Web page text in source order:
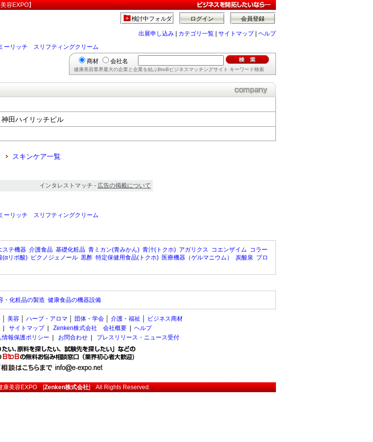
容EXPO】
会員登録
ログイン
検討中フォルダ
出展申し込み カテゴリ一覧 サイトマップ| ヘルプ
ーリッチ スリフティングクリーム
商材 会社名
健康美容業界最大の企業と企業を結ぶBtoBビジネスマッチングサイト キーワード検索
田ハイリッチビル
スキンケア一覧
インタレストマッチ - 広告の掲載について
ーリッチ スリフティングクリーム
ステ機器 介護食品 基礎化粧品 青ミカン(青みかん) 青汁(トクホ) アガリクス コエンザイム コラー
(αリポ酸) ピクノジェノール 黒酢 特定保健用食品(トクホ) 医療機器（ゲルマニウム） 炭酸泉 プロ
・化粧品の製造 健康食品の機器設備
美容 ハーブ・アロマ 団体・学会 介護・福祉
ビジネス商材
サイトマップ| Zenken株式会社 会社概要
ヘルプ
情報保護ポリシー お問合わせ プレスリリース・ニュース受付
康美容EXPO[Zenken株式会社] All Rights Reserved.